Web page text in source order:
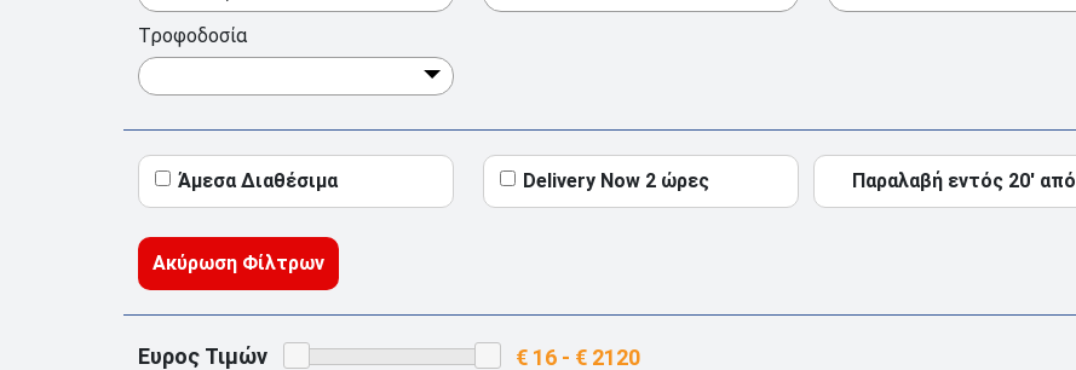
Tροφοδοσία
Άμεσα Διαθέσιμα Delivery Now 2 ώρες Παραλαβή εντός 20' από
Ακύρωση Φίλτρων
Ευρος Τιμών